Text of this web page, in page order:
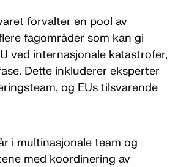
forvalter en pool av
fagområder som kan gi
ved internasjonale katastrofer,
Dette inkluderer eksperter
og EUs tilsvarende
i multinasjonale team og
med koordinering av